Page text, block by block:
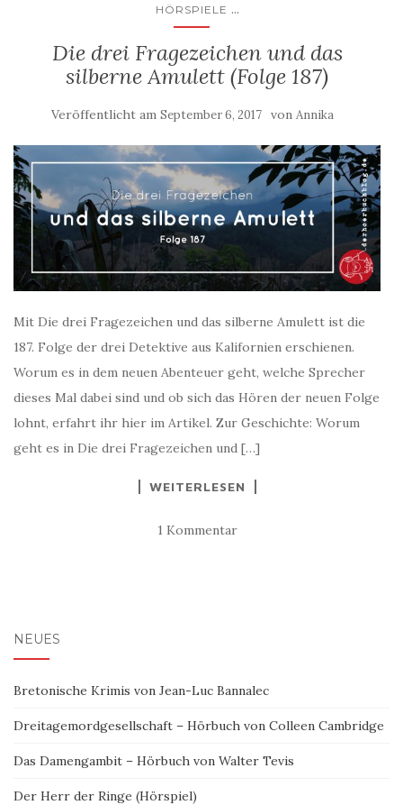
HÖRSPIELE ...
Die drei Fragezeichen und das
silberne Amulett (Folge 187)
Veröffentlicht am September 6, 2017 von Annika
Mit Die drei Fragezeichen und das silberne Amulett ist die
187. Folge der drei Detektive aus Kalifornien erschienen.
Worum es in dem neuen Abenteuer geht, welche Sprecher
dieses Mal dabei sind und ob sich das Hören der neuen Folge
lohnt, erfahrt ihr hier im Artikel. Zur Geschichte: Worum
geht es in Die drei Fragezeichen und […]
WEITERLESEN
1 Kommentar
NEUES
Bretonische Krimis von Jean-Luc Bannalec
Dreitagemordgesellschaft – Hörbuch von Colleen Cambridge
Das Damengambit – Hörbuch von Walter Tevis
Der Herr der Ringe (Hörspiel)